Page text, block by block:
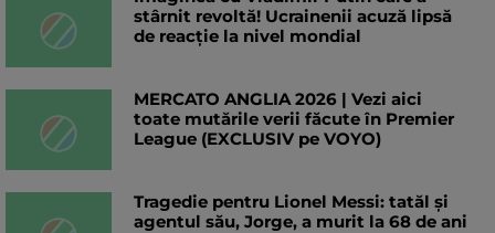
stârnit revoltă! Ucrainenii acuză lipsă
de reacție la nivel mondial
MERCATO ANGLIA 2026 | Vezi aici
toate mutările verii făcute în Premier
League (EXCLUSIV pe VOYO)
Tragedie pentru Lionel Messi: tatăl și
agentul său, Jorge, a murit la 68 de ani